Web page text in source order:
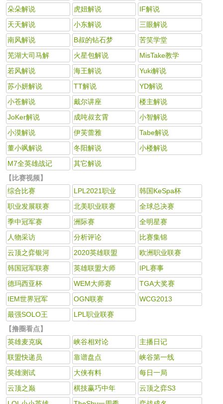
朵朵解说
虎妞解说
IF解说
天天解说
小东解说
三眼解说
南风解说
B叔的钻石梦
苦笑学堂
芜湖大司马解
火星包解说
MisTake教学
若风解说
海王解说
Yuki解说
苏小妍解说
TT解说
YD解说
小苍解说
戴尔讲座
楼主解说
JoKer解说
成吨叔玄霄
小智解说
小漠解说
伊芙蕾雅
Tabe解说
董小飒解说
冬阳解说
小楼解说
M7全英雄战记
其它解说
【比赛视频】
综合比赛
LPL2021职业
韩国KeSpa杯
职业发展联赛
北美职业联赛
全球总决赛
季中冠军赛
洲际赛
全明星赛
人物采访
分析评论
比赛集锦
云顶之弈银河
2020英雄联盟
欧洲职业联赛
韩国冠军联赛
英雄联盟大师
IPL赛事
德玛西亚杯
WEM大师赛
TGA大奖赛
IEM世界冠军
OGN联赛
WCG2013
最强SOLO王
LPL职业联赛
【撸圈看点】
英雄麦克疯
峡谷相对论
主播日记
联盟快递员
靠谱盘点
峡谷第一线
英雄测试
大侠有料
每日一局
云顶之巅
棋技赢巧中年
云顶之弈S3